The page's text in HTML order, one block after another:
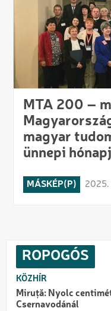
MTA 200 –
magyar
ünnepi
MÁSKÉP(P) 2025.
ROPOGÓS
KÖZHÍR
Miruță: Nyolc
Csernavodánál